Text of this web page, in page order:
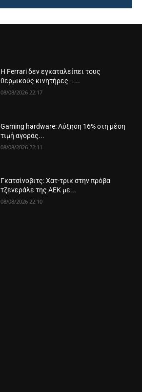
Η Ferrari δεν εγκαταλείπει τους
θερμικούς κινητήρες –...
08/08/2026 22:17
Gaming hardware: Αύξηση 16% στη μέση
τιμή αγοράς...
08/08/2026 22:11
Γκατσίνοβιτς: Χατ-τρικ στην πρόβα
τζενεράλε της ΑΕΚ με...
08/08/2026 22:10